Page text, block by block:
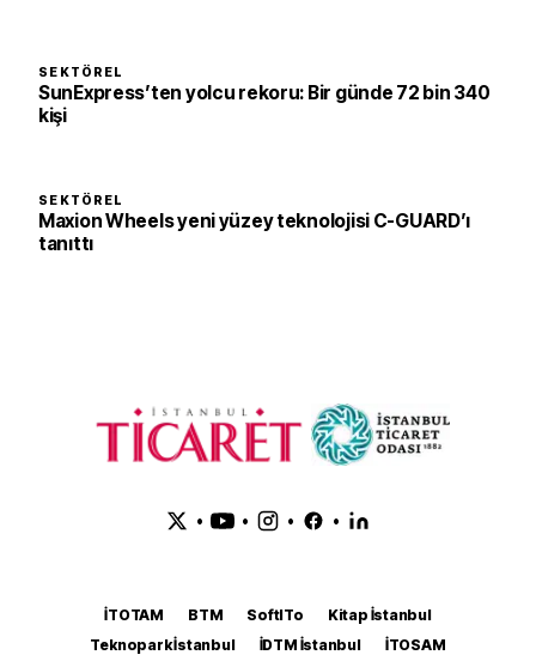
SEKTÖREL
SunExpress’ten yolcu rekoru: Bir günde 72 bin 340
kişi
SEKTÖREL
Maxion Wheels yeni yüzey teknolojisi C-GUARD’ı
tanıttı
• • • •
İTOTAM BTM SoftITo
Kitap İstanbul
Teknopark İstanbul
İDTM İstanbul
İTOSAM